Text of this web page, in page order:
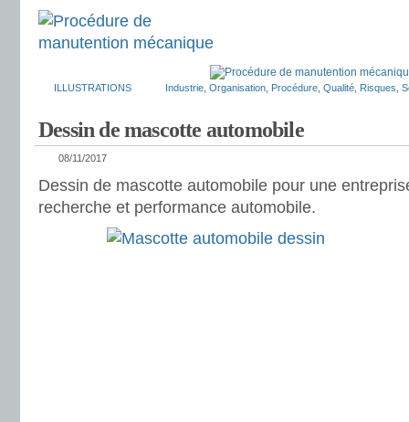
ILLUSTRATIONS Industrie Organisation Procédure Qualité Risques
Dessin de mascotte automobile
08/11/2017
Dessin de mascotte automobile pour une
recherche et performance automobile.